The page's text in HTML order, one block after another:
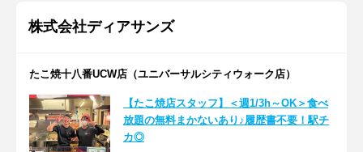
株式会社ディアサンズ
たこ焼十八番UCW店（ユニバーサルシティウォーク店）
【たこ焼店スタッフ】＜週1/3h～OK＞食べ
放題の無料まかないあり♪履歴書不要！駅チ
カ◎